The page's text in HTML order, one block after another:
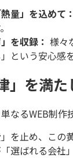
量」を込めて：
を収録： 様々
という安心感
」を満
なるWEB制作
を止め、この
選ばれる会社